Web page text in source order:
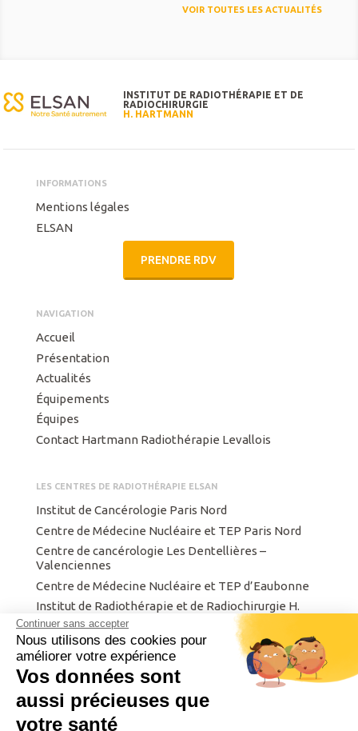
Continuer sans accepter
Nous utilisons des cookies pour
améliorer votre expérience
Vos données sont
aussi précieuses que
votre santé
VOIR TOUTES LES ACTUALITÉS
INSTITUT DE RADIOTHÉRAPIE ET DE
RADIOCHIRURGIE
H. HARTMANN
INFORMATIONS
Mentions légales
ELSAN
PRENDRE RDV
NAVIGATION
Accueil
Présentation
Actualités
Équipements
Équipes
Contact Hartmann Radiothérapie Levallois
LES CENTRES DE RADIOTHÉRAPIE ELSAN
Institut de Cancérologie Paris Nord
Centre de Médecine Nucléaire et TEP Paris Nord
Centre de cancérologie Les Dentellières –
Valenciennes
Centre de Médecine Nucléaire et TEP d’Eaubonne
Institut de Radiothérapie et de Radiochirurgie H.
Hartmann
Centre Finistérien de Radiothérapie et d’Oncologie
Institut privé de radiothérapie de Metz.
Intergroupe de Cancérologie et d’Onco-
radiothérapie du Nord Est